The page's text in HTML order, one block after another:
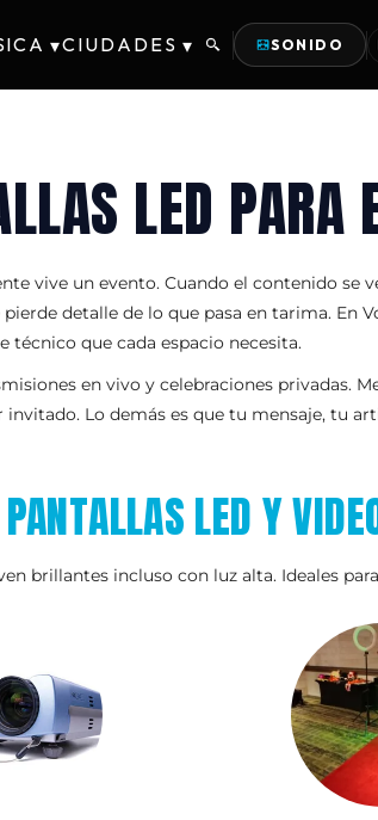
▾CIUDADES ▾ SONIDO
LED PARA
vive un evento. Cuando el contenido se
detalle de lo que pasa en tarima. En
técnico que cada espacio necesita.
en vivo y celebraciones privadas.
Lo demás es que tu mensaje, tu
PANTALLAS LED Y
brillantes incluso con luz alta. Ideales